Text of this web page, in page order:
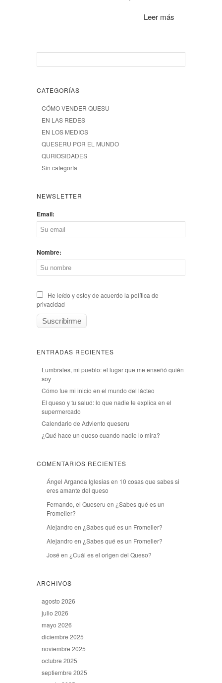
Leer más
CATEGORÍAS
CÓMO VENDER QUESU
EN LAS REDES
EN LOS MEDIOS
QUESERU POR EL MUNDO
QURIOSIDADES
Sin categoría
NEWSLETTER
Email:
Nombre:
He leído y estoy de acuerdo la política de
privacidad
ENTRADAS RECIENTES
Lumbrales, mi pueblo: el lugar que me enseñó quién
soy
Cómo fue mi inicio en el mundo del lácteo
El queso y tu salud: lo que nadie te explica en el
supermercado
Calendario de Adviento queseru
¿Qué hace un queso cuando nadie lo mira?
COMENTARIOS RECIENTES
Ángel Arganda Iglesiasen 10 cosas que sabes si
eres amante del queso
Fernando, el Queseru en ¿Sabes qué es un
Fromelier?
Alejandro en ¿Sabes qué es un Fromelier?
Alejandro en ¿Sabes qué es un Fromelier?
José en ¿Cuál es el origen del Queso?
ARCHIVOS
agosto 2026
julio 2026
mayo 2026
diciembre 2025
noviembre 2025
octubre 2025
septiembre 2025